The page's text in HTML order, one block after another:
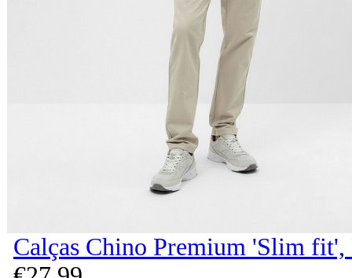
Calças Chino Premium 'Slim fit',